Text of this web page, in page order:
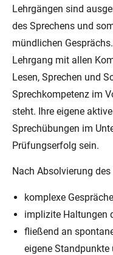
Lehrgängen sind
des Sprechens und
mündlichen
Lehrgang mit allen
Lesen, Sprechen und
Sprechkompetenz im
steht. Ihre eigene
Sprechübungen im
Prüfungserfolg sein.
Nach Absolvierung
komplexe
implizite Haltungen
fließend an
eigene Standpunkte